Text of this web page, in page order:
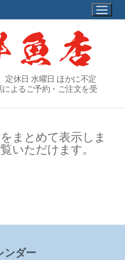
休日 水曜日 ほかに不定
よるご予約・ご注文を受
まとめて表示しま
いただけます。
ンダー